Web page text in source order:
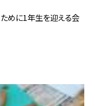
めに1年生を迎える会